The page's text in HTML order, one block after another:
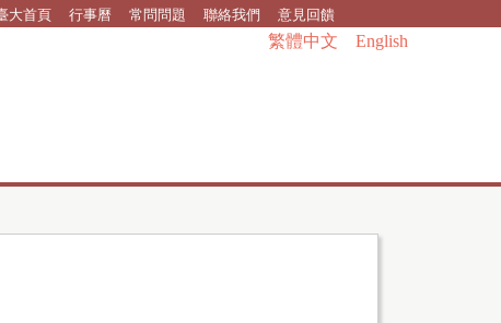
大首頁 行事曆 常問問題 聯絡我們 意見回饋
繁體中文 English